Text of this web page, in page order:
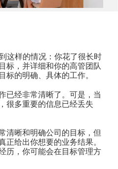
这样的情况：你花了很长时
标，并详细和你的高管团队
标的明确、具体的工作。
已经非常清晰了。可是，当
很多重要的信息已经丢失
清晰和明确公司的目标，但
正给出你想要的业务结果。
历，你可能会在目标管理方